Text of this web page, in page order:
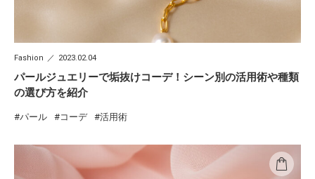
Fashion 2023.02.04
パールジュエリーで垢抜けコーデ！シーン別の活用術や種類
の選び方を紹介
パール コーデ 活用術